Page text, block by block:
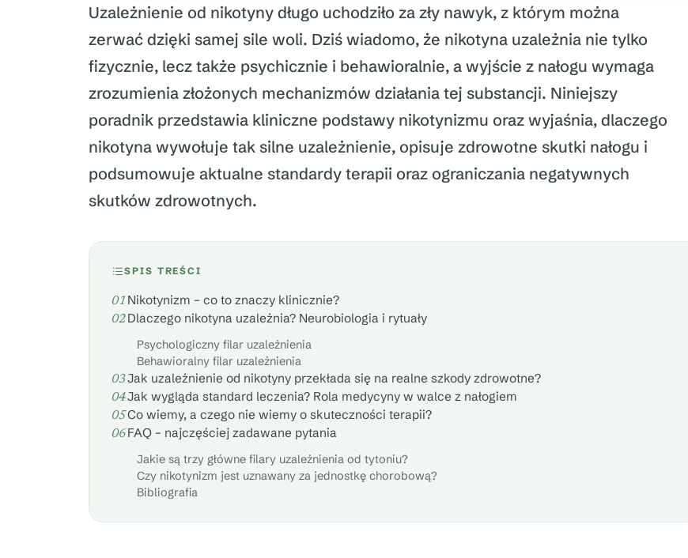
Uzależnienie od nikotyny długo uchodziło za zły nawyk, z którym można
zerwać dzięki samej sile woli. Dziś wiadomo, że nikotyna uzależnia nie tylko
fizycznie, lecz także psychicznie i behawioralnie, a wyjście z nałogu wymaga
zrozumienia złożonych mechanizmów działania tej substancji. Niniejszy
poradnik przedstawia kliniczne podstawy nikotynizmu oraz wyjaśnia, dlaczego
nikotyna wywołuje tak silne uzależnienie, opisuje zdrowotne skutki nałogu i
podsumowuje aktualne standardy terapii oraz ograniczania negatywnych
skutków zdrowotnych.
SPIS TREŚCI
Nikotynizm – co to znaczy klinicznie?
Dlaczego nikotyna uzależnia? Neurobiologia i rytuały
Psychologiczny filar uzależnienia
Behawioralny filar uzależnienia
Jak uzależnienie od nikotyny przekłada się na realne szkody zdrowotne?
Jak wygląda standard leczenia? Rola medycyny w walce z nałogiem
Co wiemy, a czego nie wiemy o skuteczności terapii?
FAQ – najczęściej zadawane pytania
Jakie są trzy główne filary uzależnienia od tytoniu?
Czy nikotynizm jest uznawany za jednostkę chorobową?
Bibliografia